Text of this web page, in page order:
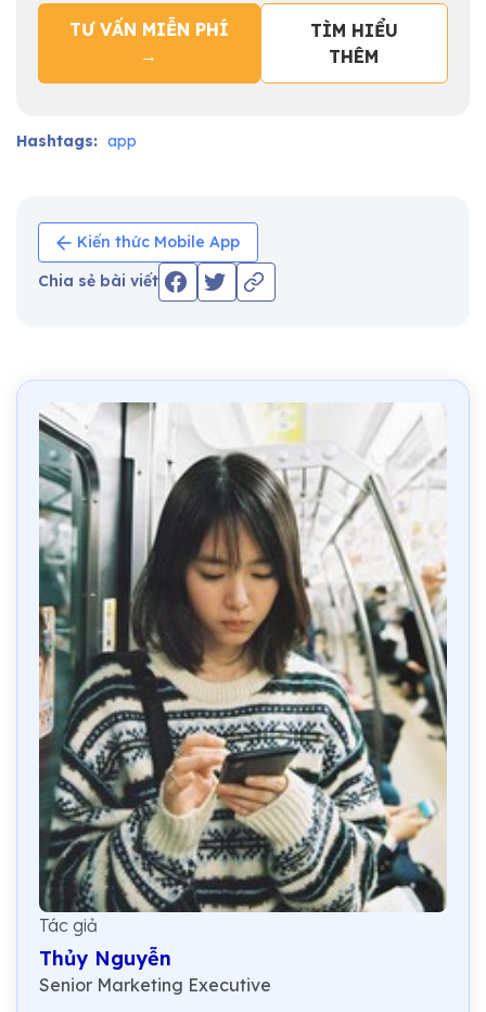
TƯ VẤN MIỄN PHÍ
→
TÌM HIỂU
THÊM
Hashtags: app
Kiến thức Mobile App
Chia sẻ bài viết
Tác giả
Thủy Nguyễn
Senior Marketing Executive